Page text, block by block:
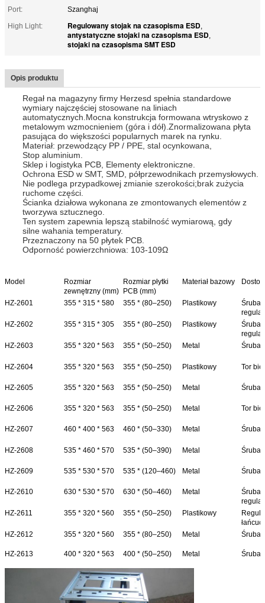
Port:
Szanghaj
High Light:
Regulowany stojak na czasopisma ESD,
antystatyczne stojaki na czasopisma ESD,
stojaki na czasopisma SMT ESD
Opis produktu
Regał na magazyny firmy Herzesd spełnia standardowe
wymiary najczęściej stosowane na liniach
automatycznych.Mocna konstrukcja formowana wtryskowo z
metalowym wzmocnieniem (góra i dół).Znormalizowana płyta
pasująca do większości popularnych marek na rynku.
Materiał: przewodzący PP / PPE, stal ocynkowana,
Stop aluminium.
Sklep i logistyka PCB, Elementy elektroniczne.
Ochrona ESD w SMT, SMD, półprzewodnikach przemysłowych.
Nie podlega przypadkowej zmianie szerokości;brak zużycia
ruchome części.
Ścianka działowa wykonana ze zmontowanych elementów z
tworzywa sztucznego.
Ten system zapewnia lepszą stabilność wymiarową, gdy
silne wahania temperatury.
Przeznaczony na 50 płytek PCB.
Odporność powierzchniowa: 103-109Ω
Model
Rozmiar
zewnętrzny (mm)
Rozmiar płytki
PCB (mm)
Materiał bazowy
HZ-2601 355 * 315 * 580 355 * (80–250) Plastikowy
Śruba
HZ-2602
355 * 315 * 305 355 * (80–250) Plastikowy
Śruba
HZ-2603
355 * 320 * 563 355 * (50–250) Metal Śruba
HZ-2604 355 * 320 * 563 355 * (50–250) Plastikowy Tor
HZ-2605 355 * 320 * 563 355 * (50–250) Metal Śruba
HZ-2606 355 * 320 * 563 355 * (50–250) Metal Tor
HZ-2607 460 * 400 * 563 460 * (50–330) Metal Śruba
HZ-2608 535 * 460 * 570 535 * (50–390) Metal Śruba
HZ-2609 535 * 530 * 570 535 * (120–460) Metal Śruba
HZ-2610 630 * 530 * 570 630 * (50–460) Metal
Śruba
HZ-2611
355 * 320 * 560 355 * (50–250) Plastikowy
HZ-2612
355 * 320 * 560 355 * (80–250) Metal Śruba
HZ-2613 400 * 320 * 563 400 * (50–250) Metal Śruba